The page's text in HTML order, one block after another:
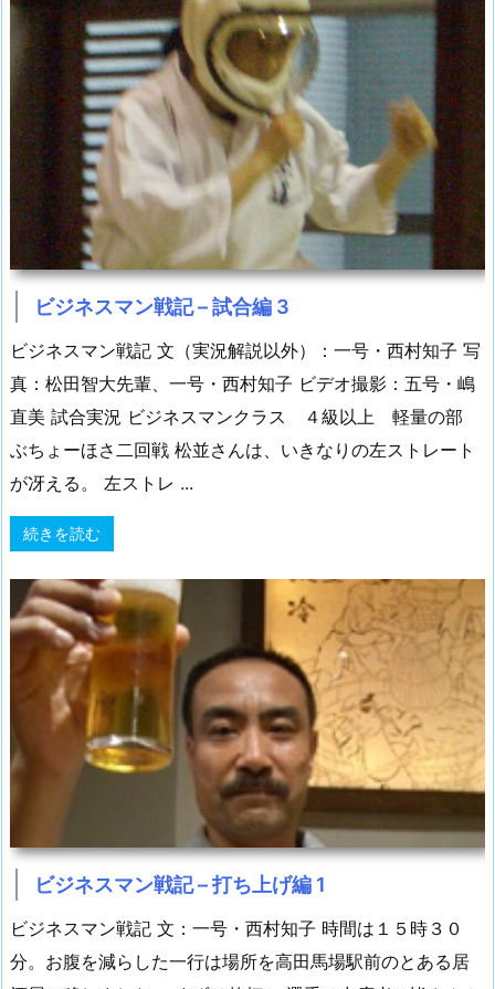
ビジネスマン戦記 – 試合編 3
ビジネスマン戦記 文（実況解説以外）：一号・西村知子 写
真：松田智大先輩、一号・西村知子 ビデオ撮影：五号・嶋
直美 試合実況 ビジネスマンクラス ４級以上 軽量の部
ぶちょーほさ二回戦 松並さんは、いきなりの左ストレート
が冴える。 左ストレ ...
続きを読む
ビジネスマン戦記 – 打ち上げ編 1
ビジネスマン戦記 文：一号・西村知子 時間は１５時３０
分。お腹を減らした一行は場所を高田馬場駅前のとある居